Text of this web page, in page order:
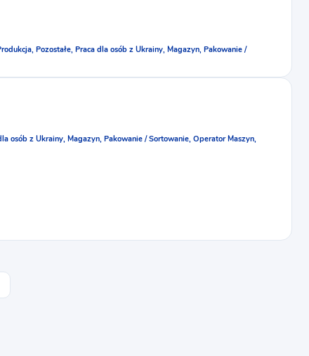
Pozostałe, Praca dla osób z Ukrainy, Magazyn, Pakowanie /
osób z Ukrainy, Magazyn, Pakowanie / Sortowanie, Operator Maszyn,